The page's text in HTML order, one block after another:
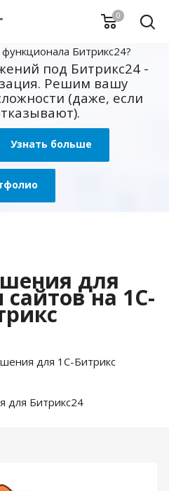
0
Битрикс24?
под Битрикс24 -
Решим вашу
(даже, если
Узнать больше
для
сайтов на 1С-
для 1С-Битрикс
для Битрикс24